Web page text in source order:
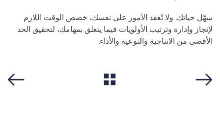
سهّل حياتك. ولا تُعقد الأمور على نفسك، خصص الوقت اللازم
لإنجاز وإدارة وترتيب الأولويات فيما يتعلق بمهامك، لتحقيق الحد
الأقصى من الانتاجية والنوعية والأداء.